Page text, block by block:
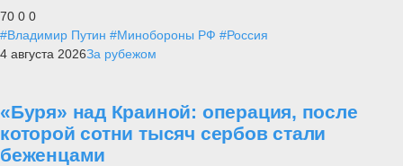
70 0 0
#Владимир Путин #Минобороны РФ #Россия
4 августа 2026За рубежом
«Буря» над Краиной: операция, после
которой сотни тысяч сербов стали
беженцами